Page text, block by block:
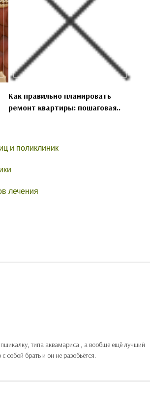
Как правильно планировать
ремонт квартиры: пошаговая..
и поликлиник
лечения
типа аквамариса , а вообще ещё лучший
брать и он не разобьётся.